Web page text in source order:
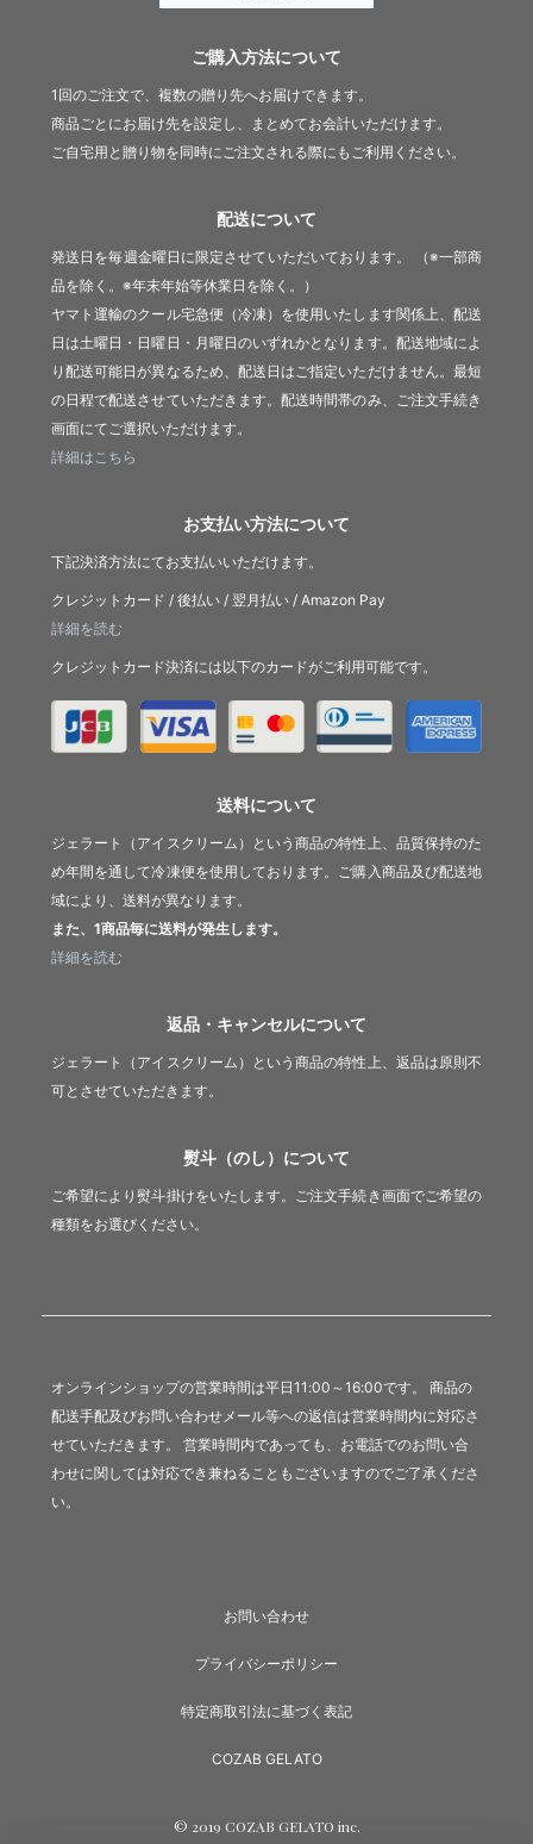
ご購入方法について
1回のご注文で、複数の贈り先へお届けできます。
商品ごとにお届け先を設定し、まとめてお会計いただけます。
ご自宅用と贈り物を同時にご注文される際にもご利用ください。
配送について
発送日を毎週金曜日に限定させていただいております。 （※一部商
品を除く。※年末年始等休業日を除く。）
ヤマト運輸のクール宅急便（冷凍）を使用いたします関係上、配送
日は土曜日・日曜日・月曜日のいずれかとなります。配送地域によ
り配送可能日が異なるため、配送日はご指定いただけません。最短
の日程で配送させていただきます。配送時間帯のみ、ご注文手続き
画面にてご選択いただけます。
詳細はこちら
お支払い方法について
下記決済方法にてお支払いいただけます。
クレジットカード / 後払い / 翌月払い / Amazon Pay
詳細を読む
クレジットカード決済には以下のカードがご利用可能です。
送料について
ジェラート（アイスクリーム）という商品の特性上、品質保持のた
め年間を通して冷凍便を使用しております。ご購入商品及び配送地
域により、送料が異なります。
また、1商品毎に送料が発生します。
詳細を読む
返品・キャンセルについて
ジェラート（アイスクリーム）という商品の特性上、返品は原則不
可とさせていただきます。
熨斗（のし）について
ご希望により熨斗掛けをいたします。ご注文手続き画面でご希望の
種類をお選びください。
オンラインショップの営業時間は平日11:00～16:00です。 商品の
配送手配及びお問い合わせメール等への返信は営業時間内に対応さ
せていただきます。 営業時間内であっても、お電話でのお問い合
わせに関しては対応でき兼ねることもございますのでご了承くださ
い。
お問い合わせ
プライバシーポリシー
特定商取引法に基づく表記
COZAB GELATO
© 2019 COZAB GELATO inc.